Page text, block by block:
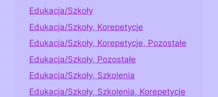
Edukacja/Szkoły
Edukacja/Szkoły, Korepetycje
Edukacja/Szkoły, Korepetycje, Pozostałe
Edukacja/Szkoły, Pozostałe
Edukacja/Szkoły, Szkolenia
Edukacja/Szkoły, Szkolenia, Korepetycje